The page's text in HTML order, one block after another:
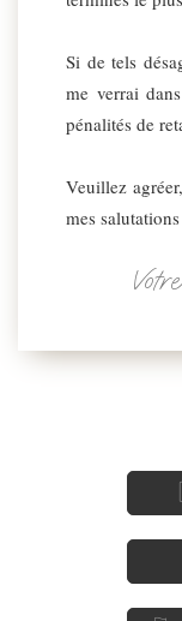
Si de tels
me verrai
pénalités de
Veuillez
mes